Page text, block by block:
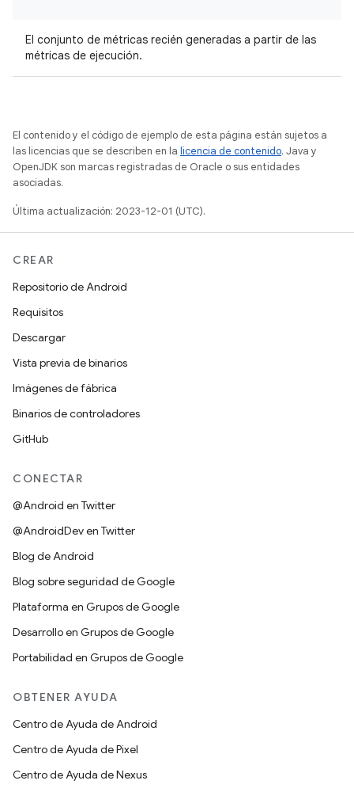
El conjunto de métricas recién generadas a partir de las
métricas de ejecución.
El contenido y el código de ejemplo de esta página están sujetos a
las licencias que se describen en la licencia de contenido. Java y
OpenJDK son marcas registradas de Oracle o sus entidades
asociadas.
Última actualización: 2023-12-01 (UTC).
CREAR
Repositorio de Android
Requisitos
Descargar
Vista previa de binarios
Imágenes de fábrica
Binarios de controladores
GitHub
CONECTAR
@Android en Twitter
@AndroidDev en Twitter
Blog de Android
Blog sobre seguridad de Google
Plataforma en Grupos de Google
Desarrollo en Grupos de Google
Portabilidad en Grupos de Google
OBTENER AYUDA
Centro de Ayuda de Android
Centro de Ayuda de Pixel
Centro de Ayuda de Nexus